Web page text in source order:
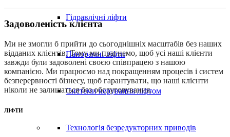
Гідравлічні ліфти
Панорамні ліфти
Системи керування ліфтом
Технологія безредукторних приводів
Задоволеність клієнта
Ми не змогли б прийти до сьогоднішніх масштабів без наших
відданих клієнтів. Тому ми прагнемо, щоб усі наші клієнти
завжди були задоволені своєю співпрацею з нашою
компанією. Ми працюємо над покращенням процесів і систем
безперервності бізнесу, щоб гарантувати, що наші клієнти
ніколи не залишаться без обслуговування.
ЛІФТИ